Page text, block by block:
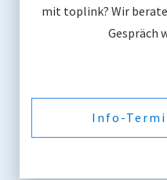
mit toplink? Wir
Gespräch
Info-